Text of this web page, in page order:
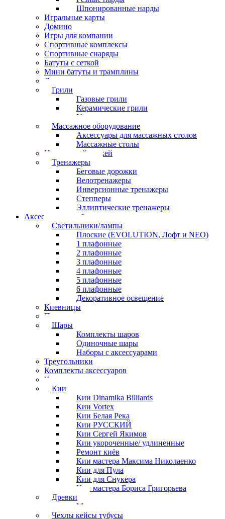
Шпонированные нарды
Игральные карты
Домино
Игры для компании
Спортивные комплексы
Спортивные снаряды
Батуты с сеткой
Мини батуты и трамплины
Дартс
Грили
Газовые грили
Керамические грили
Угольные грили
Массажное оборудование
Аксессуары для массажных столов
Массажные столы
Настольный хоккей
Тренажеры
Беговые дорожки
Велотренажеры
Инверсионные тренажеры
Степперы
Эллиптические тренажеры
Аксессуары для бильярда
Светильники/лампы
Плоские (EVOLUTION, Лофт и NEO)
1 плафонные
2 плафонные
3 плафонные
4 плафонные
5 плафонные
6 плафонные
Декоративное освещение
Киевницы
Полочки
Шары
Комплекты шаров
Одиночные шары
Наборы с аксессуарами
Треугольники
Комплекты аксессуаров
Часы
Кии
Кии Dinamika Billiards
Кии Vortex
Кии Белая Река
Кии РУССКИЙ
Кии Сергей Якимов
Кии укороченные/ удлиненные
Ремонт киёв
Кии мастера Максима Николаенко
Кии для Пула
Кии для Снукера
Кии мастера Бориса Григорьева
Древки
Мосты для киев
Чехлы кейсы тубусы